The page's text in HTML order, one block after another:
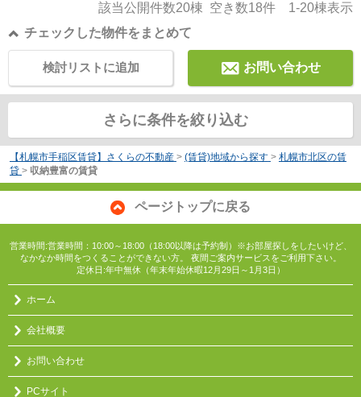
該当公開件数20棟 空き数18件 1-20棟表示
チェックした物件をまとめて
お問い合わせ
検討リストに追加
さらに条件を絞り込む
【札幌市手稲区賃貸】さくらの不動産 > (賃貸)地域から探す > 札幌市北区の賃
貸 > 収納豊富の賃貸
ページトップに戻る
営業時間:営業時間：10:00～18:00（18:00以降は予約制）※お部屋探しをしたいけど、
なかなか時間をつくることができない方。 夜間ご案内サービスをご利用下さい。
定休日:年中無休（年末年始休暇12月29日～1月3日）
ホーム
会社概要
お問い合わせ
PCサイト